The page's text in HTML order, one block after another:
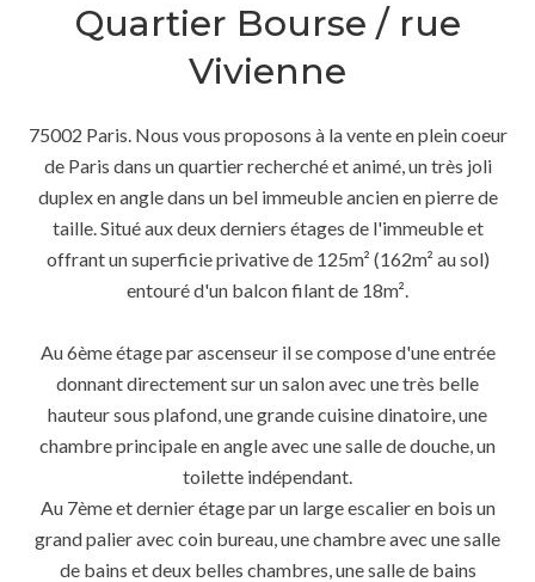
Quartier Bourse / rue
Vivienne
75002 Paris. Nous vous proposons à la vente en plein coeur
de Paris dans un quartier recherché et animé, un très joli
duplex en angle dans un bel immeuble ancien en pierre de
taille. Situé aux deux derniers étages de l'immeuble et
offrant un superficie privative de 125m² (162m² au sol)
entouré d'un balcon filant de 18m².
Au 6ème étage par ascenseur il se compose d'une entrée
donnant directement sur un salon avec une très belle
hauteur sous plafond, une grande cuisine dinatoire, une
chambre principale en angle avec une salle de douche, un
toilette indépendant.
Au 7ème et dernier étage par un large escalier en bois un
grand palier avec coin bureau, une chambre avec une salle
de bains et deux belles chambres, une salle de bains